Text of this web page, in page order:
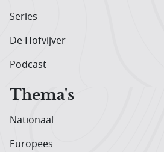
Series
De Hofvijver
Podcast
Thema's
Nationaal
Europees